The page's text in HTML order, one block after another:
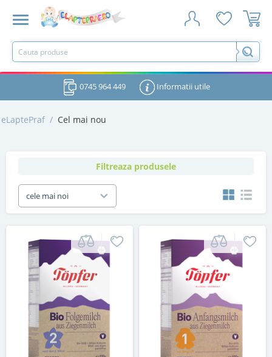
0745 964 449 Informatii utile
eLaptePraf / Cel mai nou
Filtreaza produsele
cele mai noi